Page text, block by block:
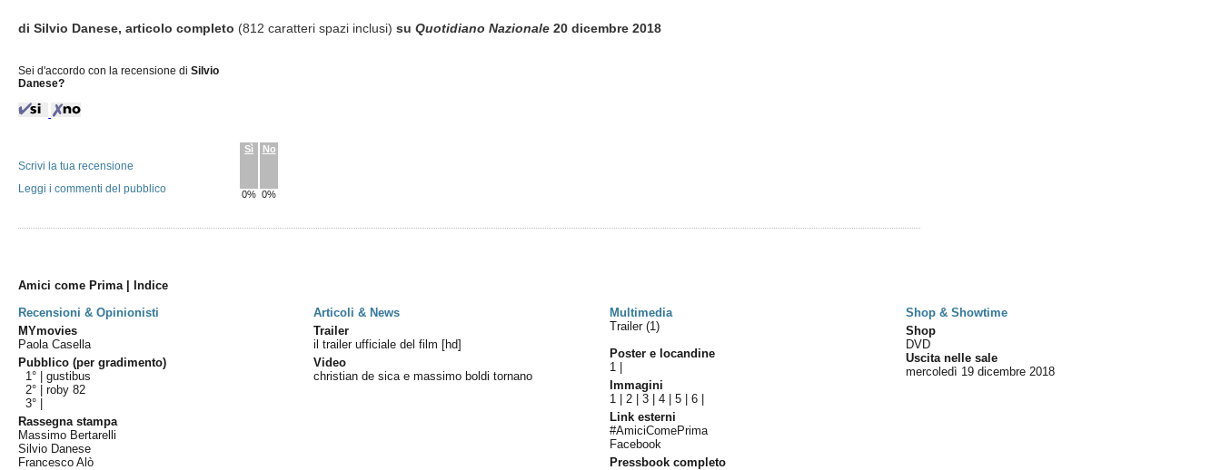
di Silvio Danese, articolo completo (812 caratteri spazi inclusi)suQuotidiano Nazionale 20 dicembre 2018
Sei d'accordo con la recensione diSilvio
Danese?
Sì
0%
No
0%
Scrivi la tua recensione
Leggi i commenti del pubblico
Amici come Prima | Indice
Recensioni & Opinionisti
Articoli & News Multimedia
Shop & Showtime
MYmovies
Paola Casella
Pubblico (per gradimento)
1° |gustibus
2° |roby 82
3° |
Rassegna stampa
Massimo Bertarelli
Silvio Danese
Francesco Alò
Trailer
il trailer ufficiale del film [hd]
Video
christian de sica e massimo boldi tornano
Trailer (1)
Poster e locandine
1
Immagini
1 |2 |3 |4 |5 |6
Link esterni
#AmiciComePrima
Facebook
Pressbook completo
Shop
DVD
Uscita nelle sale
mercoledì 19 dicembre 2018